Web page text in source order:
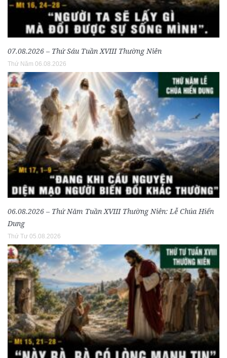
07.08.2026 – Thứ Sáu Tuần XVIII Thường Niên
Thứ Năm 06.08.2026
06.08.2026 – Thứ Năm Tuần XVIII Thường Niên: Lễ Chúa Hiển
Dung
Thứ Tư 05.08.2026